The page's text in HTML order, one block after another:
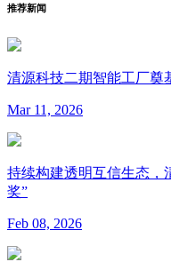
推荐新闻
清源科技二期智能工厂奠
Mar 11, 2026
持续构建透明互信生态，
奖”
Feb 08, 2026